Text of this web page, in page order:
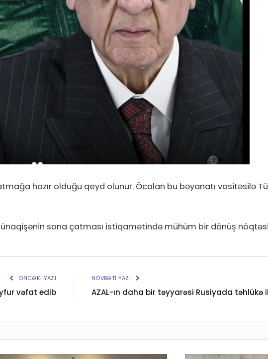
hazır olduğu qeyd olunur. Öcalan bu bəyanatı vasitəsilə
sona çatması istiqamətində mühüm bir dönüş
ÖNCƏKI YAZI
vəfat edib
NÖVBƏTI YAZI
AZAL-ın daha bir təyyarəsi Rusiyada təhlükə